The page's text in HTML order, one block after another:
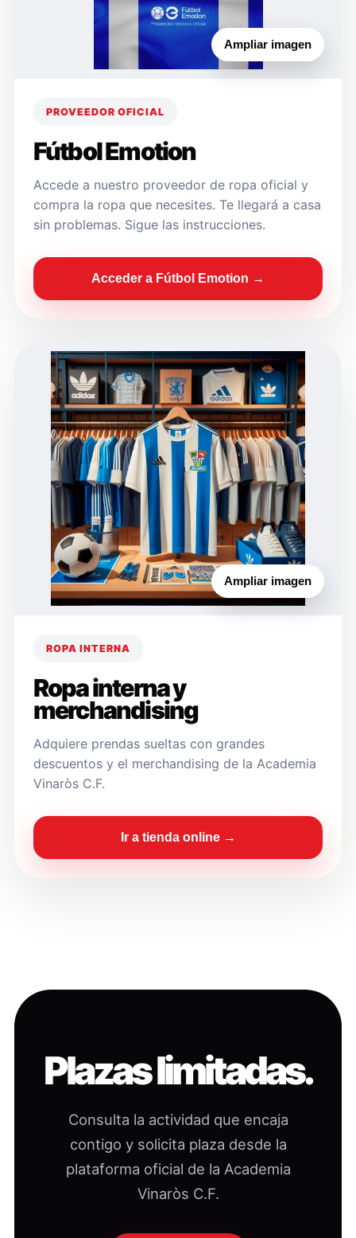
Ampliar imagen
PROVEEDOR OFICIAL
Fútbol Emotion
Accede a nuestro proveedor de ropa oficial y
compra la ropa que necesites. Te llegará a casa
sin problemas. Sigue las instrucciones.
Acceder a Fútbol Emotion →
Ampliar imagen
ROPA INTERNA
Ropa interna y
merchandising
Adquiere prendas sueltas con grandes
descuentos y el merchandising de la Academia
Vinaròs C.F.
Ir a tienda online →
Plazas limitadas.
Consulta la actividad que encaja
contigo y solicita plaza desde la
plataforma oficial de la Academia
Vinaròs C.F.